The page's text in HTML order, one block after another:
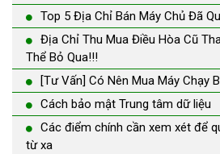
Top 5 Địa Chỉ Bán Máy Chủ Đã
Địa Chỉ Thu Mua Điều Hòa Cũ
Thể Bỏ Qua!!!
[Tư Vấn] Có Nên Mua Máy Chạy
Cách bảo mật Trung tâm dữ liệu
Các điểm chính cần xem xét để
từ xa